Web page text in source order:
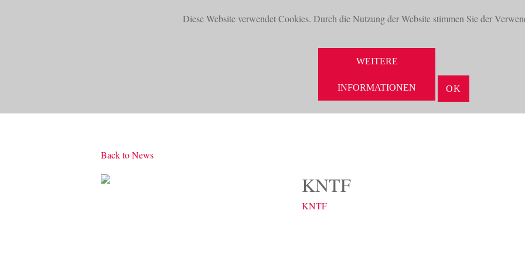
Diese Website verwendet Cookies. Durch die Nutzung der Website stimmen Sie der
WEITERE
INFORMATIONEN OK
Back to News
KNTF
KNTF